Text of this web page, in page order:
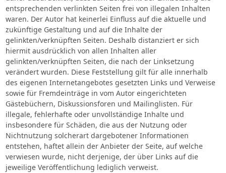
entsprechenden verlinkten Seiten frei von illegalen Inhalten
waren. Der Autor hat keinerlei Einfluss auf die aktuelle und
zukünftige Gestaltung und auf die Inhalte der
gelinkten/verknüpften Seiten. Deshalb distanziert er sich
hiermit ausdrücklich von allen Inhalten aller
gelinkten/verknüpften Seiten, die nach der Linksetzung
verändert wurden. Diese Feststellung gilt für alle innerhalb
des eigenen Internetangebotes gesetzten Links und Verweise
sowie für Fremdeinträge in vom Autor eingerichteten
Gästebüchern, Diskussionsforen und Mailinglisten. Für
illegale, fehlerhafte oder unvollständige Inhalte und
insbesondere für Schäden, die aus der Nutzung oder
Nichtnutzung solcherart dargebotener Informationen
entstehen, haftet allein der Anbieter der Seite, auf welche
verwiesen wurde, nicht derjenige, der über Links auf die
jeweilige Veröffentlichung lediglich verweist.